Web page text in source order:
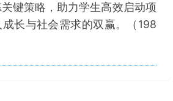
键策略，助力学生高效启动项
长与社会需求的双赢。（198